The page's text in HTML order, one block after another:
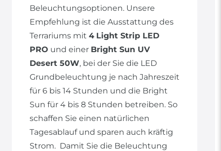
Beleuchtungsoptionen. Unsere
Empfehlung ist die Ausstattung des
Terrariums mit 4 Light Strip LED
PRO und einer Bright Sun UV
Desert 50W, bei der Sie die LED
Grundbeleuchtung je nach Jahreszeit
für 6 bis 14 Stunden und die Bright
Sun für 4 bis 8 Stunden betreiben. So
schaffen Sie einen natürlichen
Tagesablauf und sparen auch kräftig
Strom. Damit Sie die Beleuchtung